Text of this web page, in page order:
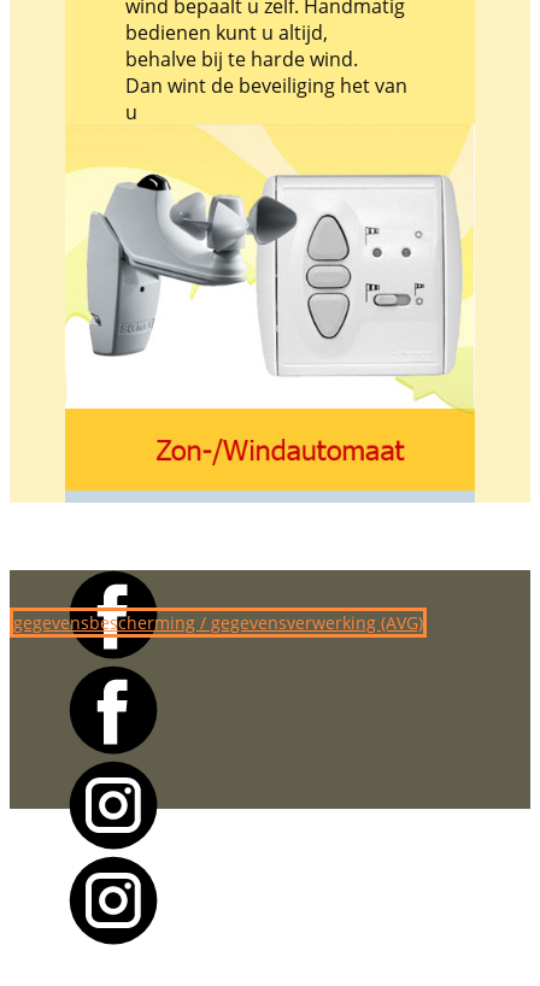
wind bepaalt u zelf. Handmatig
bedienen kunt u altijd,
behalve bij te harde wind.
Dan wint de beveiliging het van
u
gegevensbescherming / gegevensverwerking (AVG)